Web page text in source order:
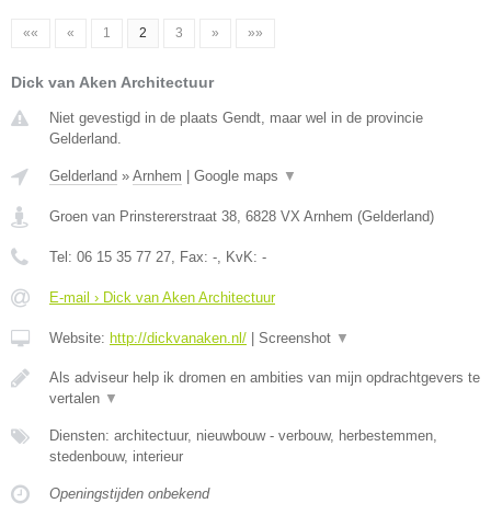
«« « 1 2 3 » »»
Dick van Aken Architectuur
Niet gevestigd in de plaats Gendt, maar wel in de provincie
Gelderland.
Gelderland » Arnhem Google maps ▼
Groen van Prinstererstraat 38, 6828 VX Arnhem (Gelderland)
Tel: 06 15 35 77 27, Fax: -, KvK: -
E-mail › Dick van Aken Architectuur
Website: http://dickvanaken.nl/ Screenshot ▼
Als adviseur help ik dromen en ambities van mijn opdrachtgevers te
vertalen ▼
Diensten: architectuur, nieuwbouw - verbouw, herbestemmen,
stedenbouw, interieur
Openingstijden onbekend